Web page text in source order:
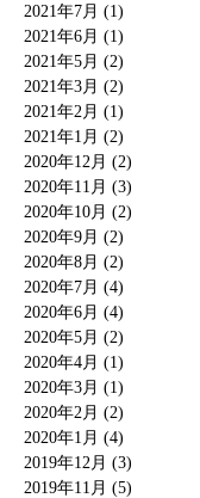
2021年7月 (1)
2021年6月 (1)
2021年5月 (2)
2021年3月 (2)
2021年2月 (1)
2021年1月 (2)
2020年12月 (2)
2020年11月 (3)
2020年10月 (2)
2020年9月 (2)
2020年8月 (2)
2020年7月 (4)
2020年6月 (4)
2020年5月 (2)
2020年4月 (1)
2020年3月 (1)
2020年2月 (2)
2020年1月 (4)
2019年12月 (3)
2019年11月 (5)